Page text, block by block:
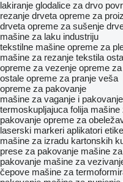
lakiranje glodalice za drvo
rezanje drveta opreme za
drveta opreme za sušenje
mašine za laku industriju
tekstilne mašine opreme za
mašine za rezanje tekstila
opreme za vezenje opreme
ostale opreme za pranje veša
opreme za pakovanje
mašine za vaganje i pakovanje
termoskupljajuca folija mašine
pakovanje opreme za
laserski markeri aplikatori
mašine za izradu kartonskih
prese za pakovanje mašine
pakovanje mašine za
čepove mašine za